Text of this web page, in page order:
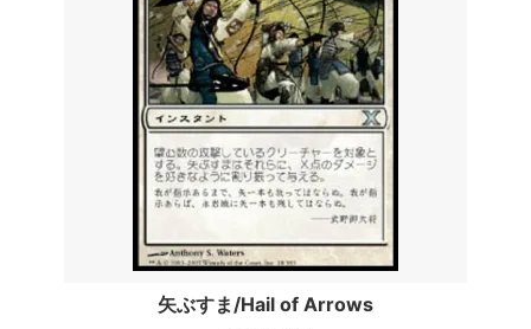
矢ぶすま/Hail of Arrows